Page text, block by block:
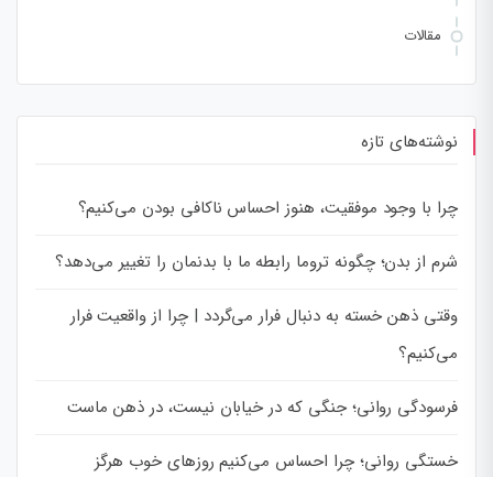
مقالات
نوشته‌های تازه
چرا با وجود موفقیت، هنوز احساس ناکافی بودن می‌کنیم؟
شرم از بدن؛ چگونه تروما رابطه ما با بدنمان را تغییر می‌دهد؟
وقتی ذهن خسته به دنبال فرار می‌گردد | چرا از واقعیت فرار
می‌کنیم؟
فرسودگی روانی؛ جنگی که در خیابان نیست، در ذهن ماست
خستگی روانی؛ چرا احساس می‌کنیم روزهای خوب هرگز